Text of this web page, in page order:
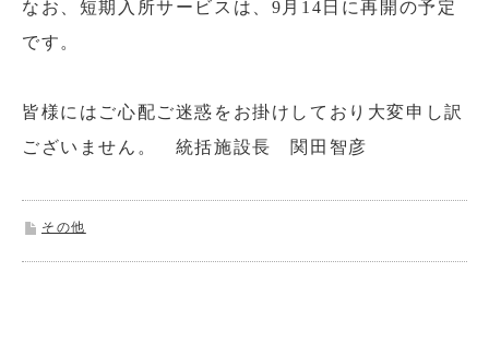
なお、短期入所サービスは、9月14日に再開の予定
です。
皆様にはご心配ご迷惑をお掛けしており大変申し訳
ございません。 統括施設長 関田智彦
その他